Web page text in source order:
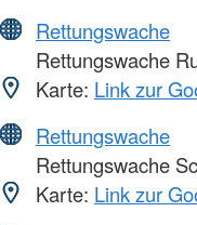
Rettungswache
Rettungswache
Karte: Link zur
Rettungswache
Rettungswache
Karte: Link zur